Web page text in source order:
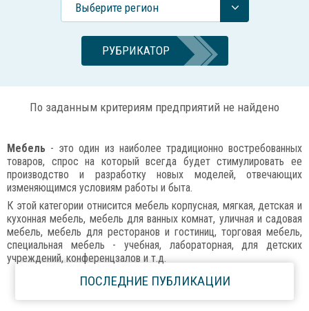
Выберите регион
РУБРИКАТОР
По заданным критериям предприятий не найдено
Мебель - это один из наиболее традиционно востребованных
товаров, спрос на который всегда будет стимулировать ее
производство и разработку новых моделей, отвечающих
изменяющимся условиям работы и быта.
К этой категории отнисится мебель корпусная, мягкая, детская и
кухонная мебель, мебель для ванных комнат, уличная и садовая
мебель, мебель для ресторанов и гостиниц, торговая мебель,
специальная мебель - учебная, лабораторная, для детских
учреждений, конференцзалов и т.д.
ПОСЛЕДНИЕ ПУБЛИКАЦИИ